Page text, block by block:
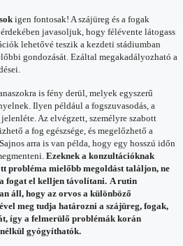
igen fontosak! A szájüreg és a fogak
javasoljuk, hogy félévente látogass
lehetővé teszik a kezdeti stádiumban
gondozását. Ezáltal megakadályozható a
is fény derül, melyek egyszerű
Ilyen például a fogszuvasodás, a
Az elvégzett, személyre szabott
a fog egészsége, és megelőzhető a
arra is van példa, hogy egy hosszú időn
Ezeknek a konzultációknak
probléma mielőbb megoldást találjon, ne
fogat el kelljen távolítani. A rutin
áll, hogy az orvos a különböző
meg tudja határozni a szájüreg, fogak,
így a felmerülő problémák korán
gyógyíthatók.